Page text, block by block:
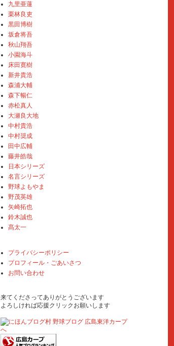
九里亜蓮
栗林良吏
黒田博樹
坂倉将吾
秋山翔吾
小園海斗
床田寛樹
新井貴浩
森浦大輔
森下暢仁
赤松真人
大瀬良大地
中村貴浩
中村奨成
田中広輔
藤井皓哉
日本シリーズ
名言シリーズ
野球よもやま
野茂英雄
矢崎拓也
鈴木誠也
髙太一
プライバシーポリシー
プロフィール・ごあいさつ
お問い合わせ
来てくださってありがとうございます
よろしければ応援クリックお願いします